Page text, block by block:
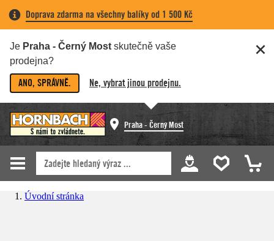
Doprava zdarma na všechny balíky od 1 500 Kč
Je Praha - Černý Most skutečně vaše
prodejna?
ANO, SPRÁVNĚ. Ne, vybrat jinou prodejnu.
Praha - Černý Most
Úvodní stránka